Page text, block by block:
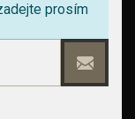
prosím